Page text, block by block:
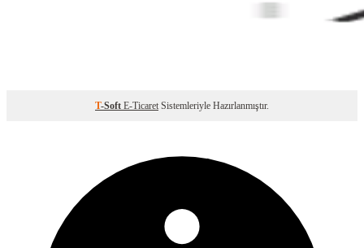
T-Soft E-Ticaret Sistemleriyle Hazırlanmıştır.